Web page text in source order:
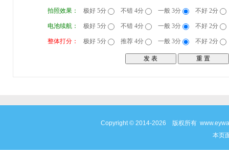
拍照效果： 极好 5分 不错 4分 一般 3分 不好 2分
电池续航： 极好 5分 不错 4分 一般 3分 不好 2分
整体打分： 极好 5分 推荐 4分 一般 3分 不好 2分
Copyright © 2014-2026 版权所有
本页